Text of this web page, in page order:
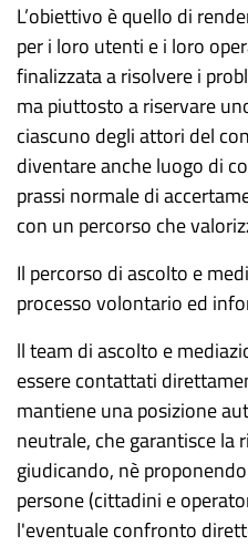
L’obiettivo è quello di
per i loro utenti e i loro
finalizzata a risolvere i
ma piuttosto a riservare
ciascuno degli attori del
diventare anche luogo di
prassi normale di
con un percorso che
Il percorso di ascolto e
processo volontario ed
ll team di ascolto e
essere contattati
mantiene una posizione
neutrale, che garantisce la
giudicando, nè
persone (cittadini e
l'eventuale confronto